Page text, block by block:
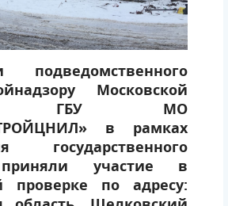
подведомственного
Московской
ГБУ МО
в рамках
государственного
участие в
проверке по адресу: